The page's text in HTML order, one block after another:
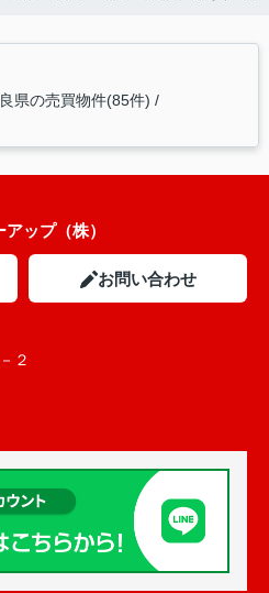
県の売買物件(85件)
ップ（株）
お問い合わせ
２